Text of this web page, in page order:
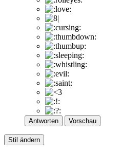
Antworten Vorschau
Stil ändern